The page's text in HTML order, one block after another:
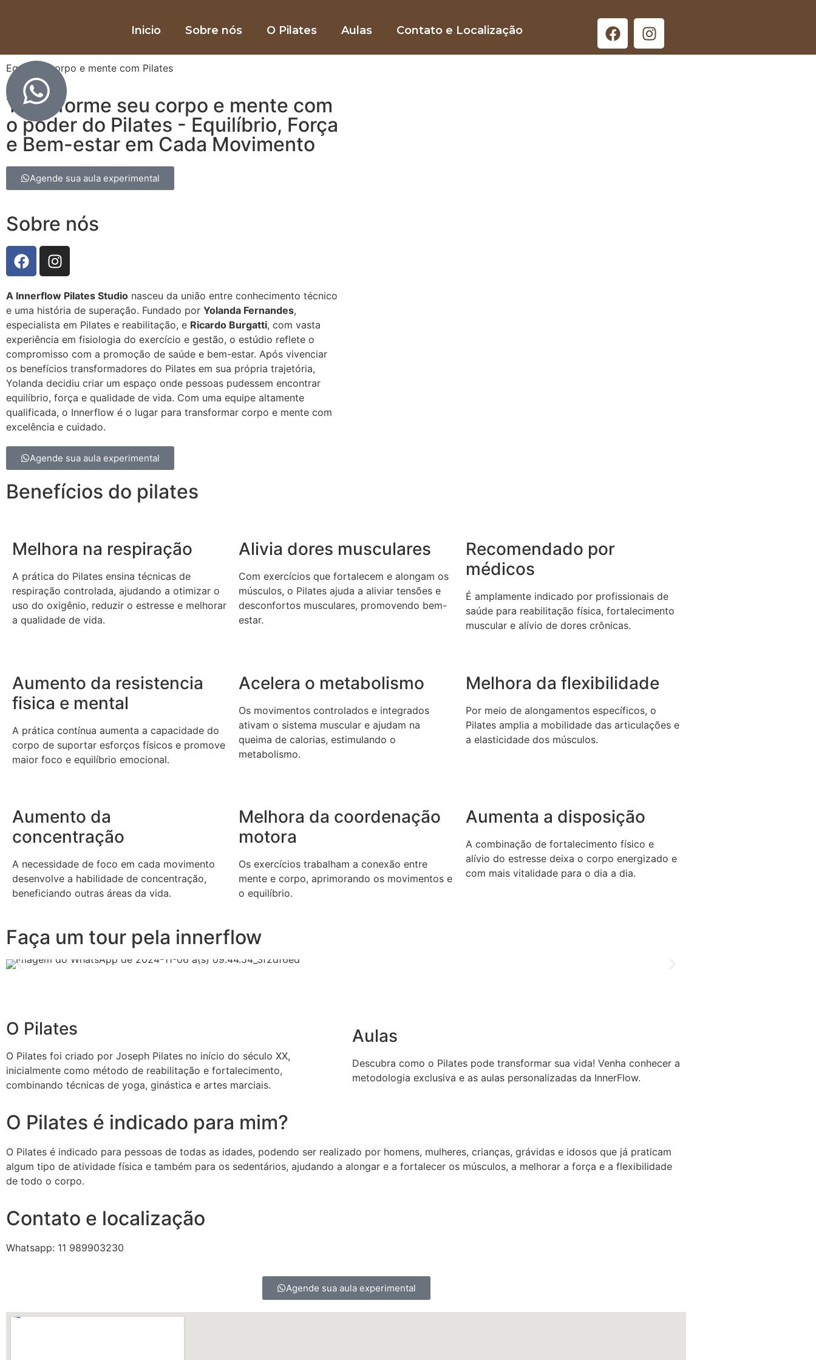
Inicio Sobre nós O Pilates Aulas Contato e Localização
Equilibre corpo e mente com Pilates
Transforme seu corpo e mente com
o poder do Pilates - Equilíbrio, Força
e Bem-estar em Cada Movimento
Agende sua aula experimental
Sobre nós
A Innerflow Pilates Studio nasceu da união entre conhecimento técnico
e uma história de superação. Fundado por Yolanda Fernandes,
especialista em Pilates e reabilitação, e Ricardo Burgatti, com vasta
experiência em fisiologia do exercício e gestão, o estúdio reflete o
compromisso com a promoção de saúde e bem-estar. Após vivenciar
os benefícios transformadores do Pilates em sua própria trajetória,
Yolanda decidiu criar um espaço onde pessoas pudessem encontrar
equilíbrio, força e qualidade de vida. Com uma equipe altamente
qualificada, o Innerflow é o lugar para transformar corpo e mente com
excelência e cuidado.
Agende sua aula experimental
Benefícios do pilates
Melhora na respiração
A prática do Pilates ensina técnicas de
respiração controlada, ajudando a otimizar o
uso do oxigênio, reduzir o estresse e melhorar
a qualidade de vida.
Alivia dores musculares
Com exercícios que fortalecem e alongam os
músculos, o Pilates ajuda a aliviar tensões e
desconfortos musculares, promovendo bem-
estar.
Recomendado por
médicos
É amplamente indicado por profissionais de
saúde para reabilitação física, fortalecimento
muscular e alívio de dores crônicas.
Aumento da resistencia
fisica e mental
A prática contínua aumenta a capacidade do
corpo de suportar esforços físicos e promove
maior foco e equilíbrio emocional.
Acelera o metabolismo
Os movimentos controlados e integrados
ativam o sistema muscular e ajudam na
queima de calorias, estimulando o
metabolismo.
Melhora da flexibilidade
Por meio de alongamentos específicos, o
Pilates amplia a mobilidade das articulações e
a elasticidade dos músculos.
Aumento da
concentração
A necessidade de foco em cada movimento
desenvolve a habilidade de concentração,
beneficiando outras áreas da vida.
Melhora da coordenação
motora
Os exercícios trabalham a conexão entre
mente e corpo, aprimorando os movimentos e
o equilíbrio.
Aumenta a disposição
A combinação de fortalecimento físico e
alívio do estresse deixa o corpo energizado e
com mais vitalidade para o dia a dia.
Faça um tour pela innerflow
O Pilates
O Pilates foi criado por Joseph Pilates no início do século XX,
inicialmente como método de reabilitação e fortalecimento,
combinando técnicas de yoga, ginástica e artes marciais.
Aulas
Descubra como o Pilates pode transformar sua vida! Venha conhecer a
metodologia exclusiva e as aulas personalizadas da InnerFlow.
O Pilates é indicado para mim?
O Pilates é indicado para pessoas de todas as idades, podendo ser realizado por homens, mulheres, crianças, grávidas e idosos que já praticam
algum tipo de atividade física e também para os sedentários, ajudando a alongar e a fortalecer os músculos, a melhorar a força e a flexibilidade
de todo o corpo.
Contato e localização
Whatsapp: 11 989903230
Agende sua aula experimental